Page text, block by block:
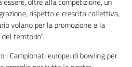
rispetto e crescita collettiva,
volano per la promozione e la
territorio”.
i Campionati europei di bowling per